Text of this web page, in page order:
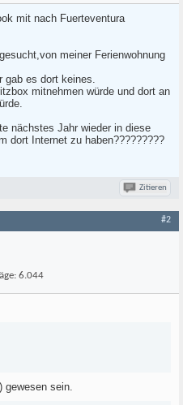
mit nach Fuerteventura
meiner Ferienwohnung
gab es dort keines.
mitnehmen würde und dort an
nächstes Jahr wieder in diese
dort Internet zu haben?????????
Zitieren
#2
6.044
gewesen sein.